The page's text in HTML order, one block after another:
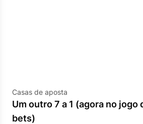
Casas de aposta
Um outro 7 a 1 (agora no jogo
bets)